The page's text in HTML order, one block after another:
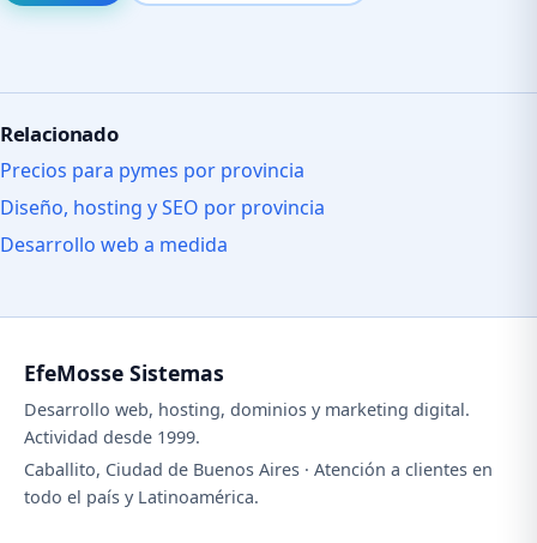
Relacionado
Precios para pymes por provincia
Diseño, hosting y SEO por provincia
Desarrollo web a medida
EfeMosse Sistemas
Desarrollo web, hosting, dominios y marketing digital.
Actividad desde 1999.
Caballito, Ciudad de Buenos Aires · Atención a clientes en
todo el país y Latinoamérica.